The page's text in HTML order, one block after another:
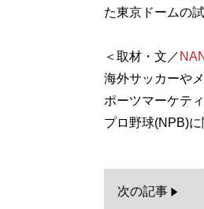
た東京ドームの
＜取材・文／
海外サッカーや
ポーツマーケテ
次の記事